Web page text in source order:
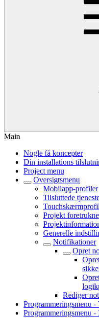
Main
Nogle få koncepter
Din installations
Project menu
Oversigtsmenu
Mobilapp-profiler
Tilsluttede
Projekt foretrukne
Generelle
Notifikationer
Opret
Rediger
Programmeringsmenu -
Programmeringsmenu